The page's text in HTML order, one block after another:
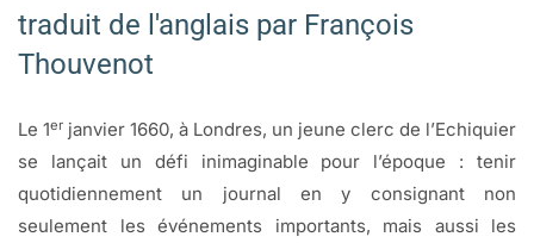
traduit de l'anglais par François
Thouvenot
Le 1er janvier 1660, à Londres, un jeune clerc de l’Echiquier
se lançait un défi inimaginable pour l’époque : tenir
quotidiennement un journal en y consignant non
seulement les événements importants, mais aussi les